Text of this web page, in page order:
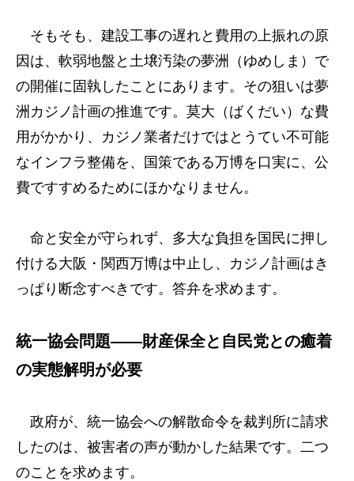
そもそも、建設工事の遅れと費用の上振れの原
因は、軟弱地盤と土壌汚染の夢洲（ゆめしま）で
の開催に固執したことにあります。その狙いは夢
洲カジノ計画の推進です。莫大（ばくだい）な費
用がかかり、カジノ業者だけではとうてい不可能
なインフラ整備を、国策である万博を口実に、公
費ですすめるためにほかなりません。
命と安全が守られず、多大な負担を国民に押し
付ける大阪・関西万博は中止し、カジノ計画はき
っぱり断念すべきです。答弁を求めます。
統一協会問題――財産保全と自民党との癒着
の実態解明が必要
政府が、統一協会への解散命令を裁判所に請求
したのは、被害者の声が動かした結果です。二つ
のことを求めます。